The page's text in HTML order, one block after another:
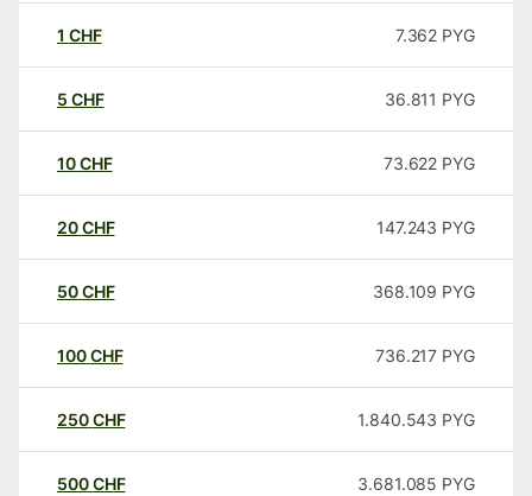
1 CHF 7.362 PYG
5 CHF 36.811 PYG
10CHF 73.622 PYG
20CHF 147.243 PYG
50CHF 368.109 PYG
100CHF 736.217 PYG
250CHF 1.840.543 PYG
500CHF 3.681.085 PYG